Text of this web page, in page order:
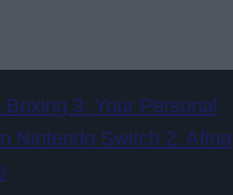
3: Your Personal
Nintendo Switch 2. Afina